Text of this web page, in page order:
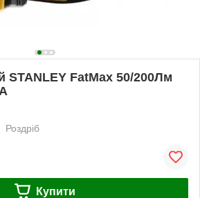
STANLEY FatMax 50/200Лм
Роздріб
Купити